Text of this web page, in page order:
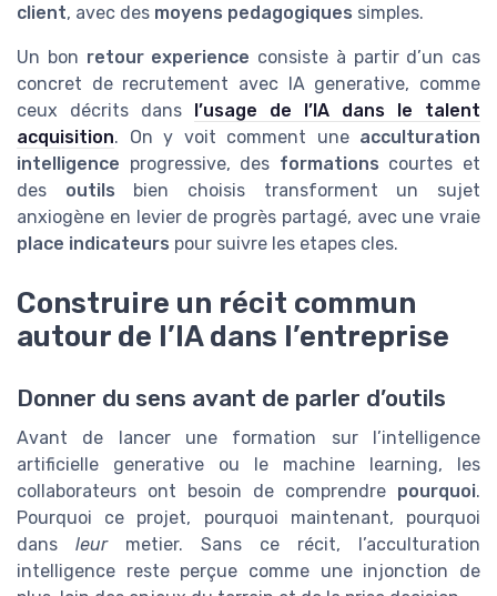
client, avec des moyens pedagogiques simples.
Un bon retour experience consiste à partir d’un cas
concret de recrutement avec IA generative, comme
ceux décrits dans l’usage de l’IA dans le talent
acquisition. On y voit comment une acculturation
intelligence progressive, des formations courtes et
des outils bien choisis transforment un sujet
anxiogène en levier de progrès partagé, avec une vraie
place indicateurs pour suivre les etapes cles.
Construire un récit commun
autour de l’IA dans l’entreprise
Donner du sens avant de parler d’outils
Avant de lancer une formation sur l’intelligence
artificielle generative ou le machine learning, les
collaborateurs ont besoin de comprendre pourquoi.
Pourquoi ce projet, pourquoi maintenant, pourquoi
dans leurmetier. Sans ce récit, l’acculturation
intelligence reste perçue comme une injonction de